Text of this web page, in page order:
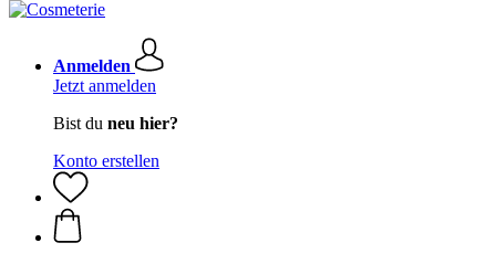
Anmelden
Jetzt anmelden
Bist du neu hier?
Konto erstellen